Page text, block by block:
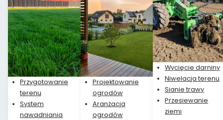
Przygotowanie
terenu
System
nawadniania
Projektowanie
ogrodów
Aranżacja
ogrodów
Wycięcie darniny
Niwelacja terenu
Sianie trawy
Przesiewanie
ziemi